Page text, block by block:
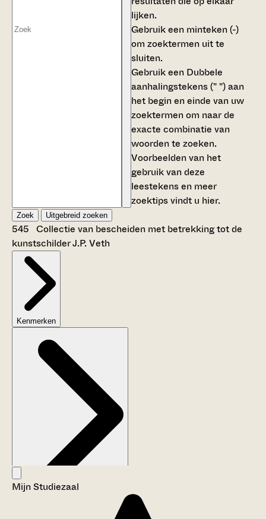
lijken.
Gebruik een minteken (-)
om zoektermen uit te
sluiten.
Gebruik een Dubbele
aanhalingstekens (" ")aan
het begin en einde van uw
zoektermen om naar de
exacte combinatie van
woorden te zoeken.
Voorbeelden van het
gebruik van deze
leestekens en meer
zoektips vindt u hier.
Zoek Uitgebreid zoeken
545 Collectie van bescheiden met betrekking tot de
kunstschilder J.P. Veth
Kenmerken
Aanwijzingen voor de gebruiker
Mijn Studiezaal